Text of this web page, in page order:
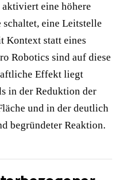
aktiviert eine höhere
eine Leitstelle
Kontext statt eines
Robotics sind auf diese
Effekt liegt
in der Reduktion der
und in der deutlich
begründeter Reaktion.